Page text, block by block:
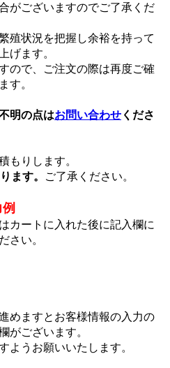
がございますのでご了承くだ
殖状況を把握し余裕を持って
げます。
ので、ご注文の際は再度ご確
す。
明の点はお問い合わせ くださ
もりします。
ます。
ご了承ください。
カートに入れた後に記入欄に
さい。
めますとお客様情報の入力の
がございます。
ようお願いいたします。